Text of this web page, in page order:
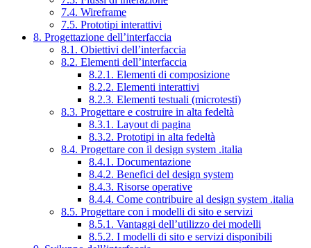
7.4. Wireframe
7.5. Prototipi interattivi
8. Progettazione dell’interfaccia
8.1. Obiettivi dell’interfaccia
8.2. Elementi dell’interfaccia
8.2.1. Elementi di composizione
8.2.2. Elementi interattivi
8.2.3. Elementi testuali (microtesti)
8.3. Progettare e costruire in alta fedeltà
8.3.1. Layout di pagina
8.3.2. Prototipi in alta fedeltà
8.4. Progettare con il design system .italia
8.4.1. Documentazione
8.4.2. Benefici del design system
8.4.3. Risorse operative
8.4.4. Come contribuire al design system .italia
8.5. Progettare con i modelli di sito e servizi
8.5.1. Vantaggi dell’utilizzo dei modelli
8.5.2. I modelli di sito e servizi disponibili